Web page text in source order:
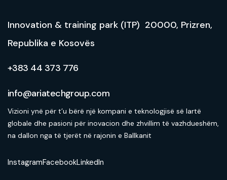
Innovation & training park (ITP) 20000, Prizren,
Republika e Kosovës
+383 44 373 776
info@ariatechgroup.com
Vizioni ynë për t’u bërë një kompani e teknologjisë së lartë
globale dhe pasioni për inovacion dhe zhvillim të vazhdueshëm,
na dallon nga të tjerët në rajonin e Ballkanit
InstagramFacebookLinkedIn